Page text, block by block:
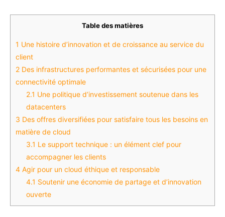
Table des matières
1 Une histoire d’innovation et de croissance au service du
client
2 Des infrastructures performantes et sécurisées pour une
connectivité optimale
2.1 Une politique d’investissement soutenue dans les
datacenters
3 Des offres diversifiées pour satisfaire tous les besoins en
matière de cloud
3.1 Le support technique : un élément clef pour
accompagner les clients
4 Agir pour un cloud éthique et responsable
4.1 Soutenir une économie de partage et d’innovation
ouverte